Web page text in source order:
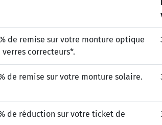
de remise sur votre monture optique
correcteurs*.
de remise sur votre monture solaire.
de réduction sur votre ticket de